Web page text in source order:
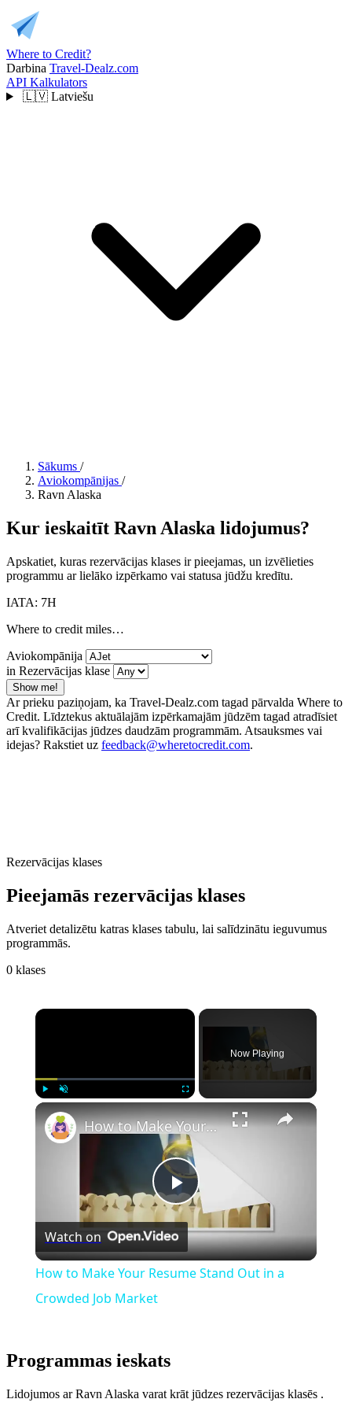
Where to Credit?
Darbina Travel-Dealz.com
API Kalkulators
🇱🇻 Latviešu
Sākums /
Aviokompānijas /
Ravn Alaska
Kur ieskaitīt Ravn Alaska lidojumus?
Apskatiet, kuras rezervācijas klases ir pieejamas, un izvēlieties
programmu ar lielāko izpērkamo vai statusa jūdžu kredītu.
IATA: 7H
Where to credit miles…
Aviokompānija
in Rezervācijas klase
Show me!
Ar prieku paziņojam, ka Travel-Dealz.com tagad pārvalda Where to
Credit. Līdztekus aktuālajām izpērkamajām jūdzēm tagad atradīsiet
arī kvalifikācijas jūdzes daudzām programmām. Atsauksmes vai
idejas? Rakstiet uz feedback@wheretocredit.com.
Rezervācijas klases
Pieejamās rezervācijas klases
Atveriet detalizētu katras klases tabulu, lai salīdzinātu ieguvumus
programmās.
0 klases
Now Playing
Play
Video
How to Make Your Resume Stand Out in a Crowded Job Market
Watch on
How to Make Your Resume Stand Out in a
Crowded Job Market
Programmas ieskats
Lidojumos ar Ravn Alaska varat krāt jūdzes rezervācijas klasēs .